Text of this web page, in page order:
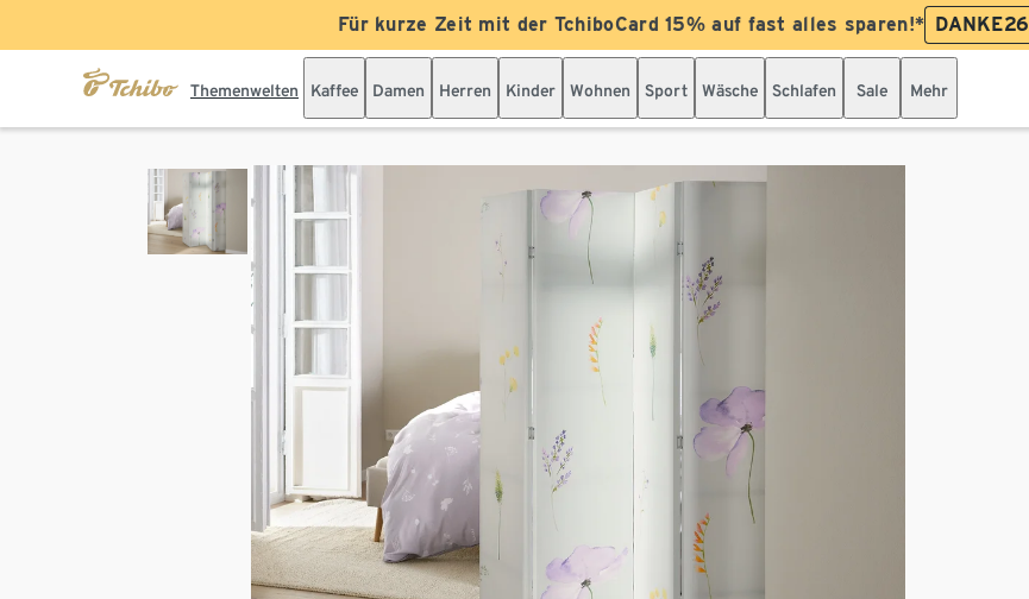
Für kurze Zeit mit der TchiboCard 15% auf fast alles sparen!* DANKE26
Themenwelten Kaffee Damen Herren Kinder Wohnen Sport Wäsche Schlafen Sale Mehr